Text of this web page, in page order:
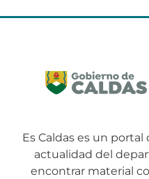
Es Caldas es un
actualidad del
encontrar material